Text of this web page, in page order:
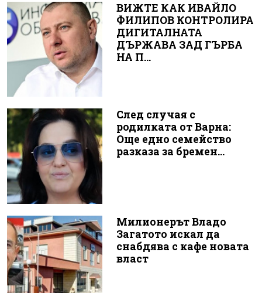
ВИЖТЕ КАК ИВАЙЛО
ФИЛИПОВ КОНТРОЛИРА
ДИГИТАЛНАТА
ДЪРЖАВА ЗАД ГЪРБА
НА П...
След случая с
родилката от Варна:
Още едно семейство
разказа за бремен...
Милионерът Владо
Загатото искал да
снабдява с кафе новата
власт